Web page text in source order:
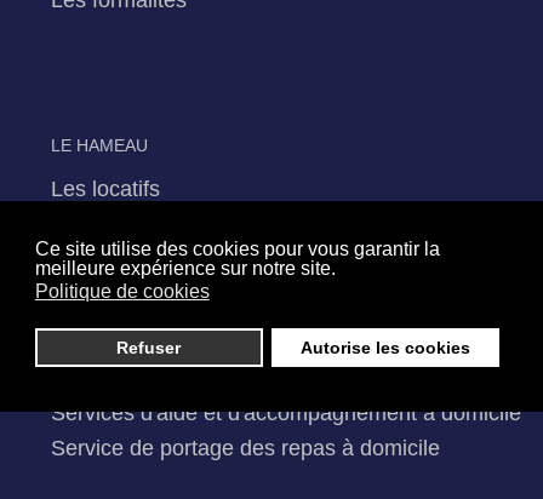
Ce site utilise des cookies pour vous garantir la
meilleure expérience sur notre site.
Politique de cookies
Refuser Autorise les cookies
LE HAMEAU
Les locatifs
LES SERVICES D'AIDE
Services d'aide et d'accompagnement à domicile
Service de portage des repas à domicile